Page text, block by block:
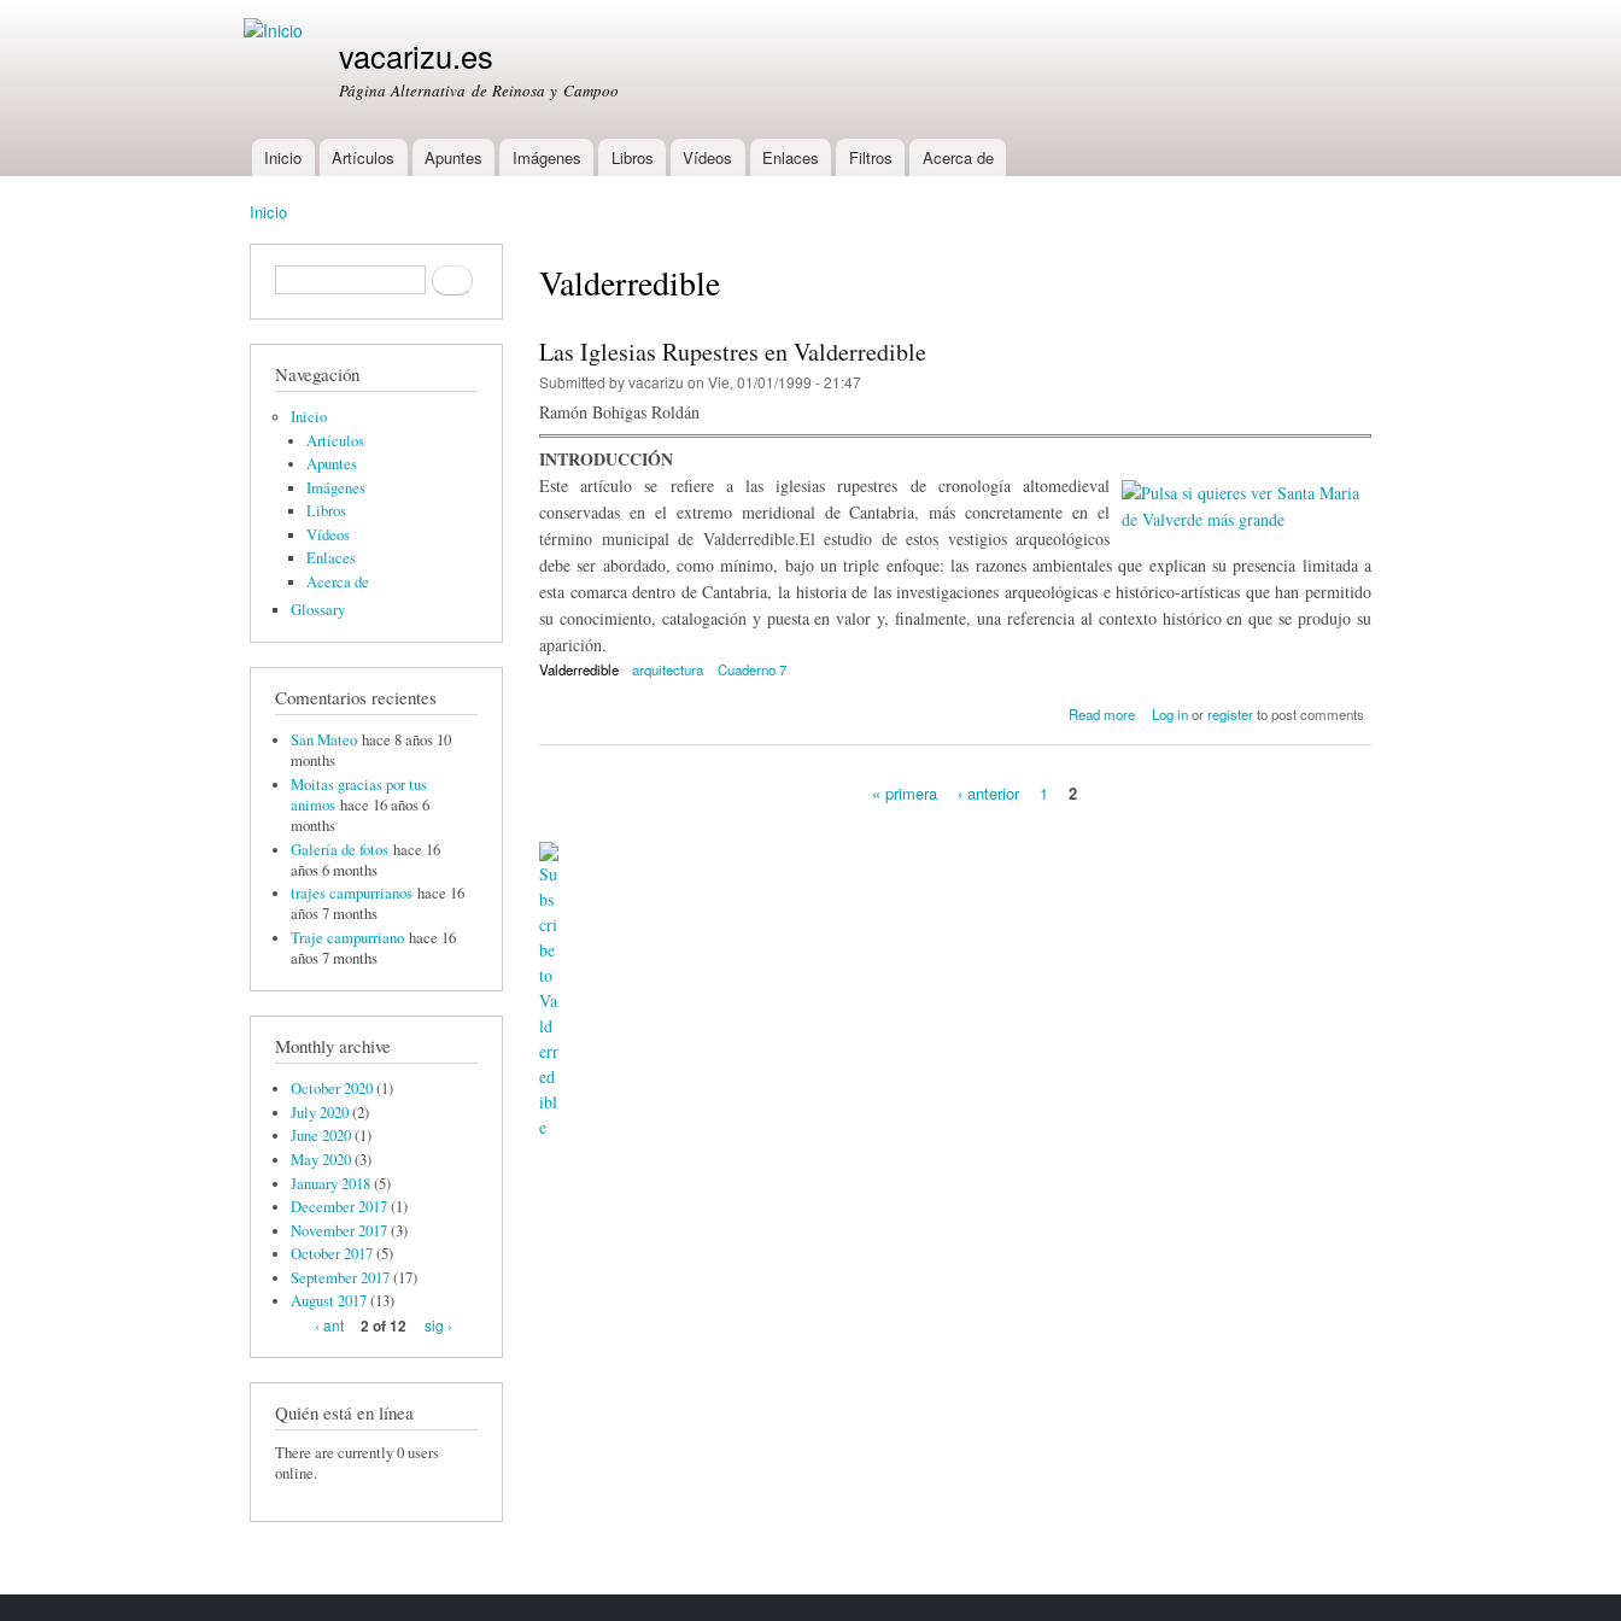
vacarizu.es
Página Alternativa de Reinosa y Campoo
Main menu
Inicio Artículos Apuntes Imágenes Libros Vídeos Enlaces Filtros Acerca de
Inicio
Formulario de búsquedaBuscar
Navegación
Inicio
Artículos
Apuntes
Imágenes
Libros
Vídeos
Enlaces
Acerca de
Glossary
Comentarios recientes
San Mateo hace 8 años 10
months
Moitas gracias por tus
animos hace 16 años 6
months
Galería de fotos hace 16
años 6 months
trajes campurrianos hace 16
años 7 months
Traje campurriano hace 16
años 7 months
Monthly archive
October 2020(1)
July 2020(2)
June 2020(1)
May 2020(3)
January 2018(5)
December 2017(1)
November 2017(3)
October 2017(5)
September 2017(17)
August 2017(13)
‹ ant
2 of 12 sig ›
Quién está en línea
There are currently 0 users
online.
Valderredible
Las Iglesias Rupestres en Valderredible
Submitted byvacarizu on Vie, 01/01/1999 - 21:47
Ramón Bohigas Roldán
INTRODUCCIÓN
Este artículo se refiere a las iglesias rupestres de cronología altomedieval
conservadas en el extremo meridional de Cantabria, más concretamente en el
término municipal de Valderredible.El estudio de estos vestigios arqueológicos
debe ser abordado, como mínimo, bajo un triple enfoque: las razones ambientales que explican su presencia limitada a
esta comarca dentro de Cantabria, la historia de las investigaciones arqueológicas e histórico-artísticas que han permitido
su conocimiento, catalogación y puesta en valor y, finalmente, una referencia al contexto histórico en que se produjo su
aparición.
Valderredible arquitectura Cuaderno 7
Read more
about Las Iglesias Rupestres en
Log inorregisterto post comments
« primera ‹ anterior 1 2